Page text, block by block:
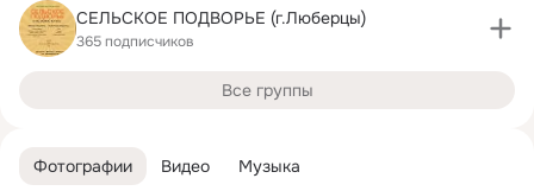
Фотографии Видео Музыка
СЕЛЬСКОЕ ПОДВОРЬЕ (г.Люберцы)
365 подписчиков
Все группы